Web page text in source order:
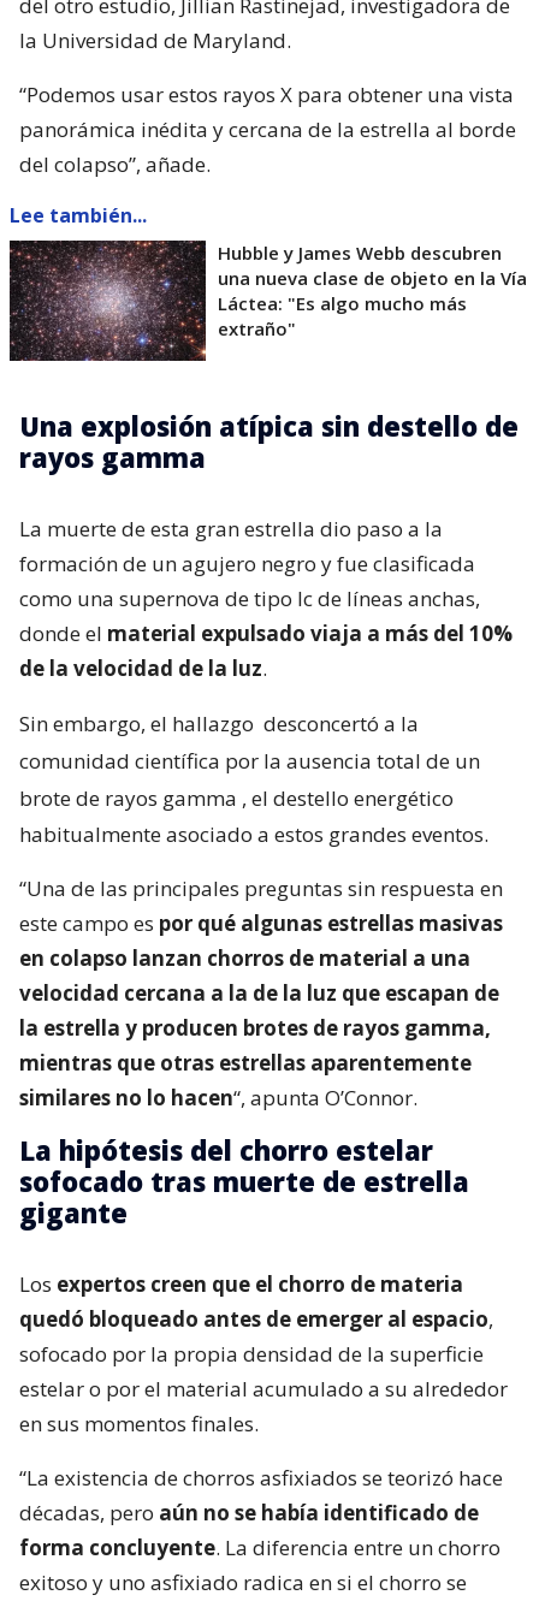
la Universidad de Maryland.
“Podemos usar estos rayos X para obtener una vista
panorámica inédita y cercana de la estrella al borde
del colapso”, añade.
Lee también...
Hubble y James Webb descubren
una nueva clase de objeto en la Vía
Láctea: "Es algo mucho más
extraño"
Una explosión atípica sin destello de
rayos gamma
La muerte de esta gran estrella dio paso a la
formación de un agujero negro y fue clasificada
como una supernova de tipo Ic de líneas anchas,
donde el material expulsado viaja a más del 10%
de la velocidad de la luz.
Sin embargo, el hallazgo desconcertó a la
comunidad científica por la ausencia total de un
brote de rayos gamma , el destello energético
habitualmente asociado a estos grandes eventos.
“Una de las principales preguntas sin respuesta en
este campo es por qué algunas estrellas masivas
en colapso lanzan chorros de material a una
velocidad cercana a la de la luz que escapan de
la estrella y producen brotes de rayos gamma,
mientras que otras estrellas aparentemente
similares no lo hacen“, apunta O’Connor.
La hipótesis del chorro estelar
sofocado tras muerte de estrella
gigante
Los expertos creen que el chorro de materia
quedó bloqueado antes de emerger al espacio,
sofocado por la propia densidad de la superficie
estelar o por el material acumulado a su alrededor
en sus momentos finales.
“La existencia de chorros asfixiados se teorizó hace
décadas, pero aún no se había identificado de
forma concluyente. La diferencia entre un chorro
exitoso y uno asfixiado radica en si el chorro se